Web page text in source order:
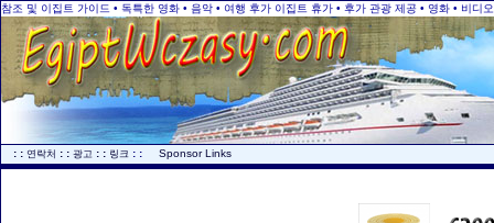
참조 및 이집트 가이드 • 독특한 영화 • 음악 • 여행 후가 이집트 휴가 • 후가 관광 제공 • 영화 • 비디
: : 연락처 : : 광고 : : 링크 : : Sponsor Links